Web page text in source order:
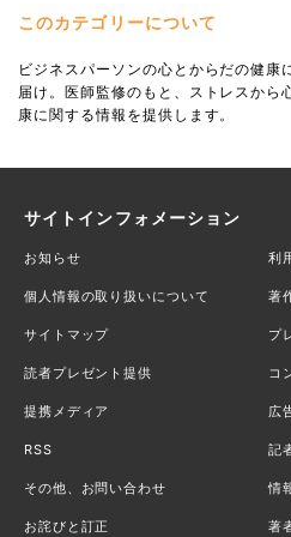
このカテゴリーについて
ビジネスパーソンの心とからだの健康
届け。医師監修のもと、ストレスから
康に関する情報を提供します。
サイトインフォメーション
お知らせ 利
個人情報の取り扱いについて 著
サイトマップ プ
読者プレゼント提供 コ
提携メディア 広
RSS 記
その他、お問い合わせ 情
お詫びと訂正 著